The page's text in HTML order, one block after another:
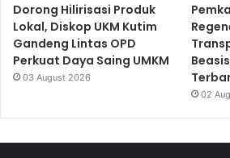
Dorong Hilirisasi Produk
Lokal, Diskop UKM Kutim
Gandeng Lintas OPD
Perkuat Daya Saing UMKM
03 August 2026
02